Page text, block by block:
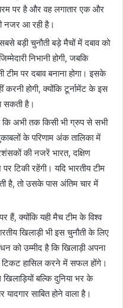
पर है और वह लगातार एक और
नजर आ रही है।
बड़ी चुनौती बड़े मैचों में दबाव को
निभानी होगी, जबकि
टीम पर दबाव बनाना होगा। इसके
करनी होगी, क्योंकि टूर्नामेंट के इस
सकती है।
कि अभी तक किसी भी ग्रुप से सभी
के परिणाम अंक तालिका में
की नजरें भारत, दक्षिण
टिकी रहेंगी। यदि भारतीय टीम
है, तो उसके पास अंतिम चार में
हैं, क्योंकि यही मैच टीम के विश्व
खिलाड़ी भी इस चुनौती के लिए
को उम्मीद है कि खिलाड़ी अपना
टिकट हासिल करने में सफल होंगे।
बल्कि दुनिया भर के
साबित होने वाला है।